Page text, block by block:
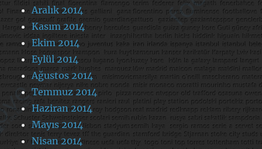
Aralık 2014
Kasım 2014
Ekim 2014
Eylül 2014
Ağustos 2014
Temmuz 2014
Haziran 2014
Mayıs 2014
Nisan 2014